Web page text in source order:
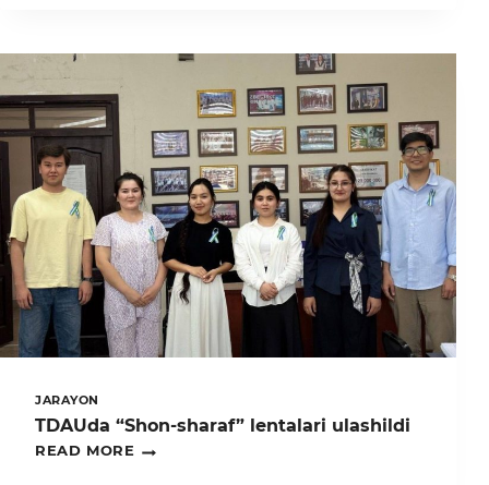
VAKILLARI
TDAU
DA
YARATILGAN
SHAROITLAR
BILAN
YAQINDAN
TANISHDI
JARAYON
TDAUda “Shon-sharaf” lentalari ulashildi
READ MORE
TDAUDA